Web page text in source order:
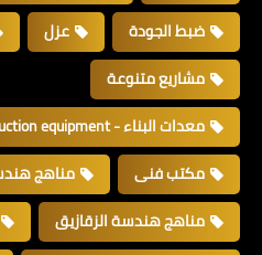
ضبط الجودة
عزل
مشاريع متنوعة
معدات البناء - Construction equipment
مكتب فنى
مناهج
مناهج هندسة الزقازيق